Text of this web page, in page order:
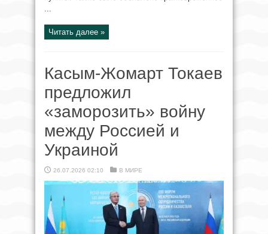
...
Читать далее »
Касым-Жомарт Токаев
предложил
«заморозить» войну
между Россией и
Украиной
26.07.2026 02:10 В МИРЕ